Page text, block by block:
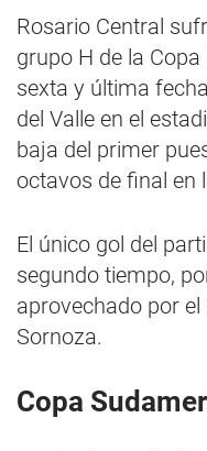
Rosario Central
grupo H de la
sexta y última
del Valle en el
baja del primer
octavos de final en
El único gol del
segundo tiempo,
aprovechado por
Sornoza.
Copa